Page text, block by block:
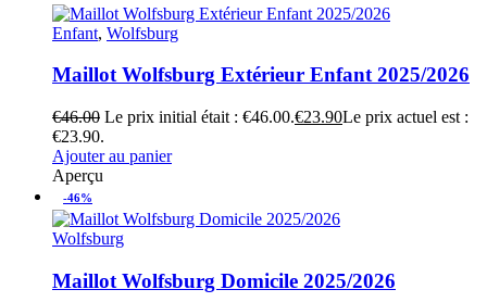
Enfant, Wolfsburg
Maillot Wolfsburg Extérieur Enfant 2025/2026
€46.00 Le prix initial était : €46.00.€23.90Le prix actuel est :
€23.90.
Ajouter au panier
Aperçu
-46%
Wolfsburg
Maillot Wolfsburg Domicile 2025/2026